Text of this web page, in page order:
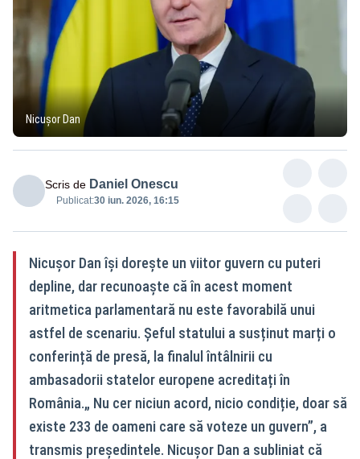
Nicușor Dan
Scris de Daniel Onescu
Publicat:30 iun. 2026, 16:15
Nicușor Dan își dorește un viitor guvern cu puteri
depline, dar recunoaște că în acest moment
aritmetica parlamentară nu este favorabilă unui
astfel de scenariu. Șeful statului a susținut marți o
conferință de presă, la finalul întâlnirii cu
ambasadorii statelor europene acreditați în
România.„ Nu cer niciun acord, nicio condiție, doar să
existe 233 de oameni care să voteze un guvern”, a
transmis președintele. Nicușor Dan a subliniat că